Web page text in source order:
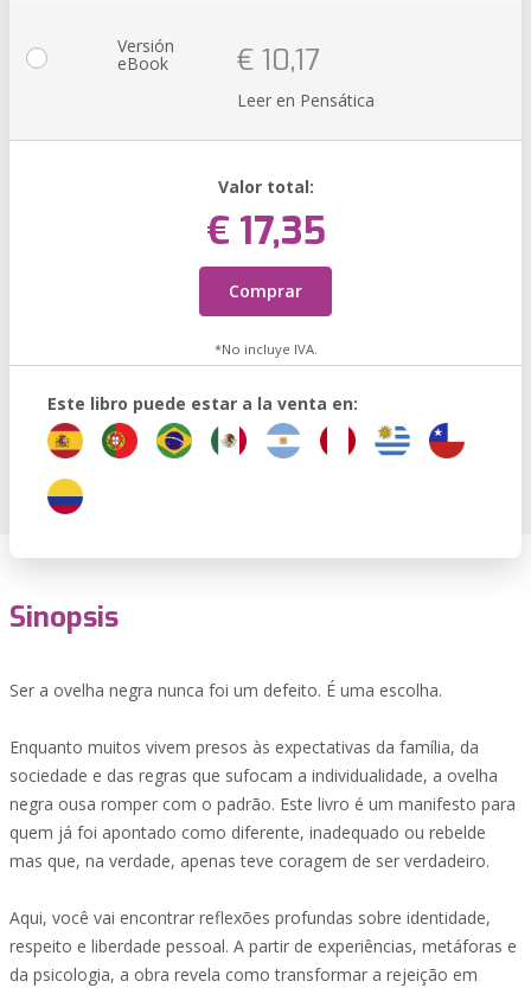
Versión
eBook € 10,17
Leer en Pensática
Valor total:
€ 17,35
Comprar
*No incluye IVA.
Este libro puede estar a la venta en:
Sinopsis
Ser a ovelha negra nunca foi um defeito. É uma escolha.
Enquanto muitos vivem presos às expectativas da família, da
sociedade e das regras que sufocam a individualidade, a ovelha
negra ousa romper com o padrão. Este livro é um manifesto para
quem já foi apontado como diferente, inadequado ou rebelde
mas que, na verdade, apenas teve coragem de ser verdadeiro.
Aqui, você vai encontrar reflexões profundas sobre identidade,
respeito e liberdade pessoal. A partir de experiências, metáforas e
da psicologia, a obra revela como transformar a rejeição em